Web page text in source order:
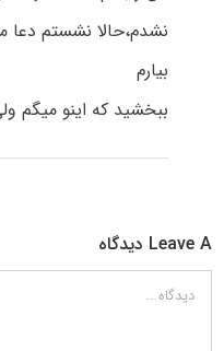
نشدم،حالا نشستم
بیارم
ببخشید که اینو
Leave A دیدگاه
دیدگاه